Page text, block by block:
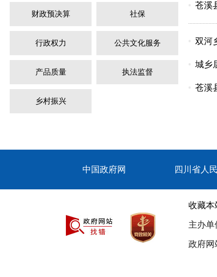
财政预决算 社保
行政权力 公共文化服务
产品质量 执法监督
乡村振兴
苍溪
双河
城乡
苍溪
中国政府网 四川省人
收藏本
主办
政府网